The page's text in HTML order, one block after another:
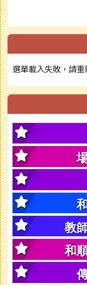
選單載入失敗，請重
教
和